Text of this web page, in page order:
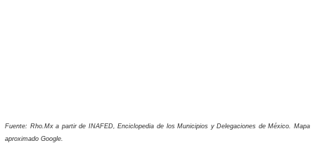
Fuente: Rho.Mx a partir de INAFED, Enciclopedia de los Municipios y Delegaciones de México. Mapa
aproximado Google.